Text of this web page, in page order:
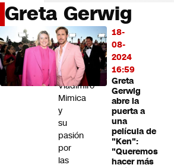
País
Mundo
Negocios
Deportes
Programas completos
CNN tiempo
Greta Gerwig
18-
08-
2024
16:59
Greta
Gerwig
abre la
puerta a
una
película de
"Ken":
"Queremos
hacer más
LO
MÁS
LEÍDO
Vladimiro
Mimica
y
su
pasión
por
las